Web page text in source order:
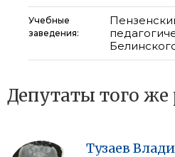
Учебные
заведения:
Депутаты того же
Тузаев